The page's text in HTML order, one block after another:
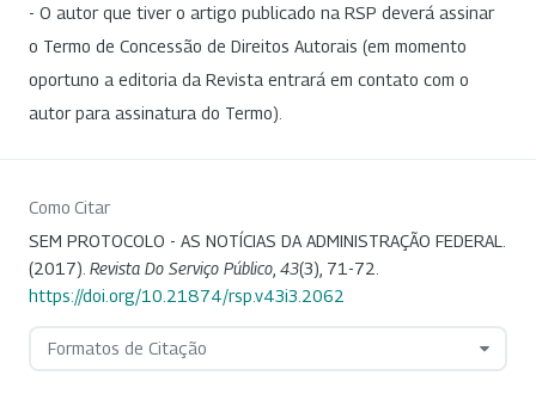
- O autor que tiver o artigo publicado na RSP deverá assinar
o Termo de Concessão de Direitos Autorais (em momento
oportuno a editoria da Revista entrará em contato com o
autor para assinatura do Termo).
Como Citar
SEM PROTOCOLO - AS NOTÍCIAS DA ADMINISTRAÇÃO FEDERAL.
(2017). Revista Do Serviço Público 43(3), 71-72.
https://doi.org/10.21874/rsp.v43i3.2062
Formatos de Citação